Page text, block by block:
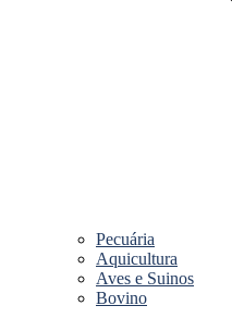
Pecuária
Aquicultura
Aves e Suinos
Bovino